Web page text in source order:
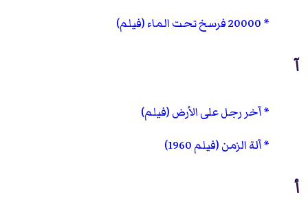
20000 فرسخ تحت الماء (فيلم)
آ
آخر رجل على الأرض (فيلم)
آلة الزمن (فيلم 1960)
أ